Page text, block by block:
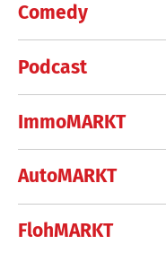
Comedy
Podcast
ImmoMARKT
AutoMARKT
FlohMARKT